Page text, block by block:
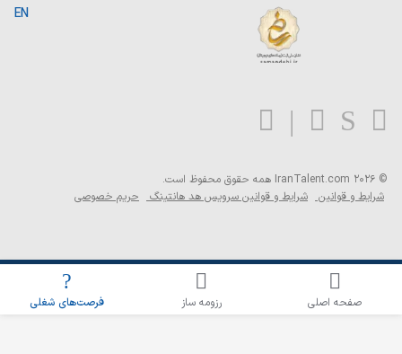
اطلاع‌رسانی شغلی را برای این جستجو فعال کنید
بلاگ
EN
© 2026 IranTalent.com
همه حقوق محفوظ است.
شرایط و قوانین شرایط و قوانین سرویس هد هانتینگ حریم خصوصی
صفحه اصلی رزومه ساز فرصت‌های شغلی